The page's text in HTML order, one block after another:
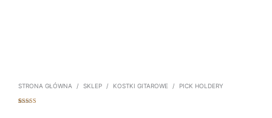
STRONA GŁÓWNA / SKLEP / KOSTKI GITAROWE / PICK HOLDERY